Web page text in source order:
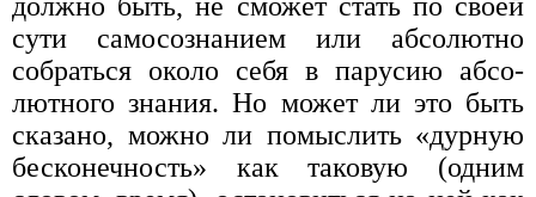
сути самосознанием или абсолютно
собраться около себя в парусию абсо­
лютного знания. Но может ли это быть
сказано, можно ли помыслить «дурную
бесконечность» как таковую (одним